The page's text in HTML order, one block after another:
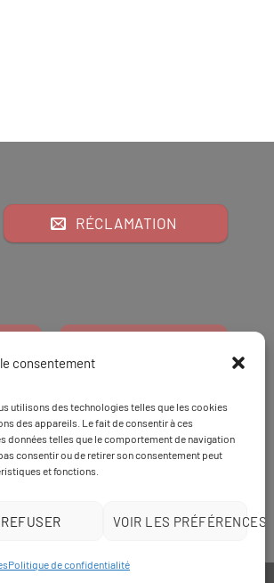
consentement
utilisons des technologies telles que les cookies
des appareils. Le fait de consentir à ces
données telles que le comportement de navigation
consentir ou de retirer son consentement peut
et fonctions.
REFUSER VOIR LES PRÉFÉRENCES
Politique de confidentialité
RÉCLAMATION
EtTapez 98pour
une formation